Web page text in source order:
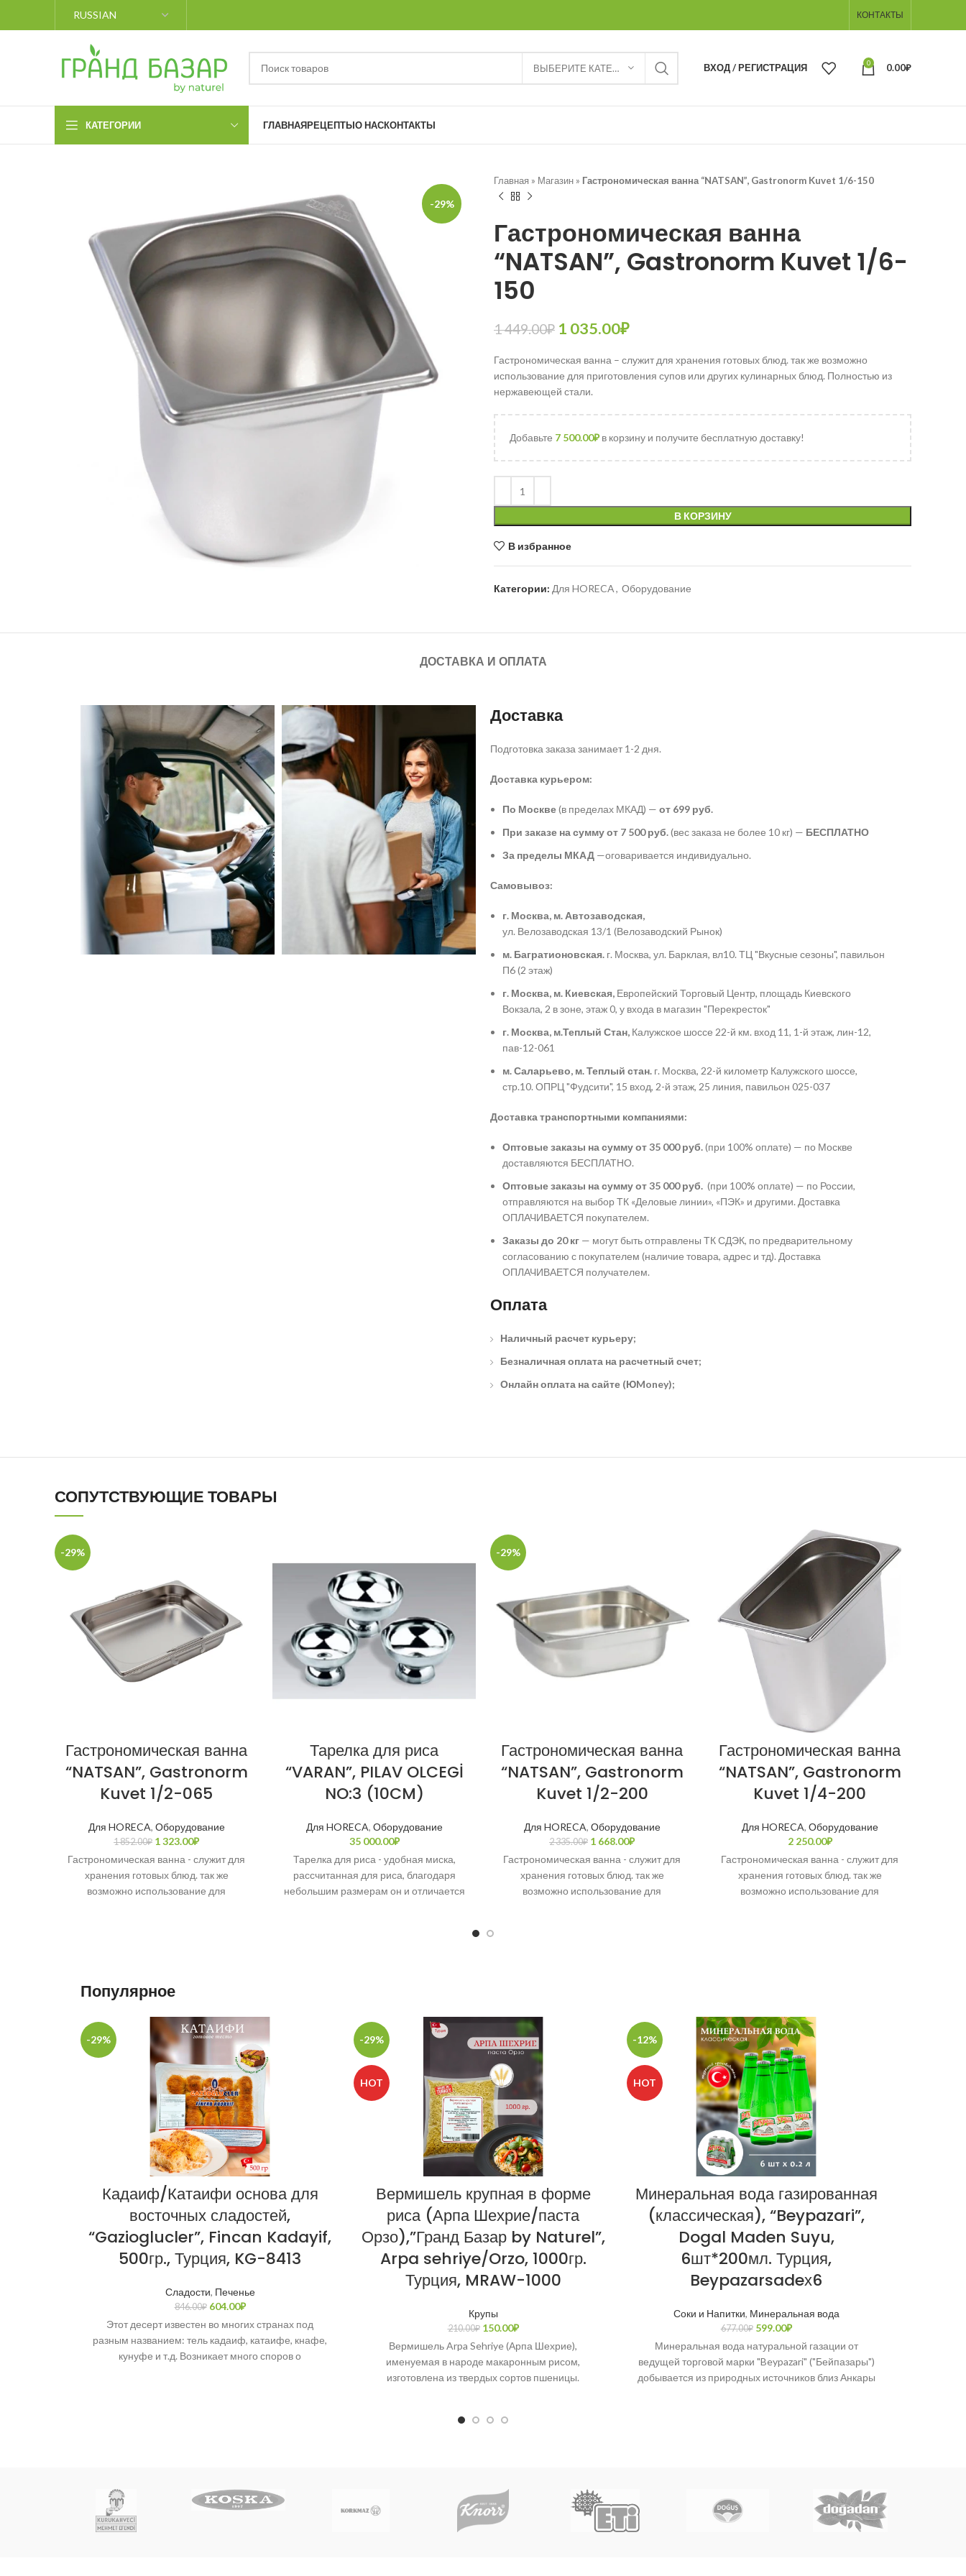
КОНТАКТЫ
ВЫБЕРИТЕ КАТЕГОРИЮ ВХОД / РЕГИСТРАЦИЯ 0 0.00₽
КАТЕГОРИИ ГЛАВНАЯРЕЦЕПТЫО НАСКОНТАКТЫ
-29%
Главная » Магазин » Гастрономическая ванна “NATSAN”, Gastronorm Kuvet 1/6-150
Гастрономическая ванна
“NATSAN”, Gastronorm Kuvet 1/6-
150
1 449.00₽ 1 035.00₽
Гастрономическая ванна – служит для хранения готовых блюд. так же возможно
использование для приготовления супов или других кулинарных блюд. Полностью из
нержавеющей стали.
Добавьте 7 500.00₽в корзину и получите бесплатную доставку!
В КОРЗИНУ
В избранное
Категории: Для HORECA, Оборудование
ДОСТАВКА И ОПЛАТА
Доставка
Подготовка заказа занимает 1-2 дня.
Доставка курьером:
По Москве(в пределах МКАД) — от 699 руб.
При заказе на сумму от 7 500 руб.(вес заказа не более 10 кг) — БЕСПЛАТНО
За пределы МКАД —оговаривается индивидуально.
Самовывоз:
г. Москва, м. Автозаводская,
ул. Велозаводская 13/1 (Велозаводский Рынок)
м. Багратионовская. г. Москва, ул. Барклая, вл10. ТЦ "Вкусные сезоны", павильон
П6 (2 этаж)
г. Москва, м. Киевская, Европейский Торговый Центр, площадь Киевского
Вокзала, 2 в зоне, этаж 0, у входа в магазин "Перекресток"
г. Москва, м.Теплый Стан, Калужское шоссе 22-й км. вход 11, 1-й этаж, лин-12,
пав-12-061
м. Саларьево, м. Теплый стан. г. Москва, 22-й километр Калужского шоссе,
стр.10. ОПРЦ "Фудсити", 15 вход, 2-й этаж, 25 линия, павильон 025-037
Доставка транспортными компаниями:
Оптовые заказы на сумму от 35 000 руб.(при 100% оплате) — по Москве
доставляются БЕСПЛАТНО.
Оптовые заказы на сумму от 35 000 руб. (при 100% оплате) — по России,
отправляются на выбор ТК «Деловые линии», «ПЭК» и другими. Доставка
ОПЛАЧИВАЕТСЯ покупателем.
Заказы до 20 кг — могут быть отправлены ТК СДЭК, по предварительному
согласованию с покупателем (наличие товара, адрес и тд). Доставка
ОПЛАЧИВАЕТСЯ получателем.
Оплата
Наличный расчет курьеру;
Безналичная оплата на расчетный счет;
Онлайн оплата на сайте (ЮMoney);
СОПУТСТВУЮЩИЕ ТОВАРЫ
-29%
Гастрономическая ванна
“NATSAN”, Gastronorm
Kuvet 1/2-065
Для HORECA, Оборудование
1 852.00₽ 1 323.00₽
Гастрономическая ванна - служит для
хранения готовых блюд. так же
возможно использование для
Тарелка для риса
“VARAN”, PILAV OLCEGİ
NO:3 (10CM)
Для HORECA, Оборудование
35 000.00₽
Тарелка для риса - удобная миска,
рассчитанная для риса, благодаря
небольшим размерам он и отличается
-29%
Гастрономическая ванна
“NATSAN”, Gastronorm
Kuvet 1/2-200
Для HORECA, Оборудование
2 335.00₽ 1 668.00₽
Гастрономическая ванна - служит для
хранения готовых блюд. так же
возможно использование для
Гастрономическая ванна
“NATSAN”, Gastronorm
Kuvet 1/4-200
Для HORECA, Оборудование
2 250.00₽
Гастрономическая ванна - служит для
хранения готовых блюд. так же
возможно использование для
Популярное
-29%
Кадаиф/Катаифи основа для
восточных сладостей,
“Gazioglucler”, Fincan Kadayif,
500гр., Турция, KG-8413
Сладости, Печенье
846.00₽ 604.00₽
Этот десерт известен во многих странах под
разным названием: тель кадаиф, катаифе, кнафе,
кунуфе и т.д. Возникает много споров о
-29%
HOT
Вермишель крупная в форме
риса (Арпа Шехрие/паста
Орзо),”Гранд Базар by Naturel”,
Arpa sehriye/Orzo, 1000гр.
Турция, MRAW-1000
Крупы
210.00₽ 150.00₽
Вермишель Arpa Sehriye (Арпа Шехрие),
именуемая в народе макаронным рисом,
изготовлена из твердых сортов пшеницы.
-12%
HOT
Минеральная вода газированная
(классическая), “Beypazari”,
Dogal Maden Suyu,
6шт*200мл. Турция,
Beypazarsadeх6
Соки и Напитки, Минеральная вода
677.00₽ 599.00₽
Минеральная вода натуральной газации от
ведущей торговой марки "Beypazari" ("Бейпазары")
добывается из природных источников близ Анкары